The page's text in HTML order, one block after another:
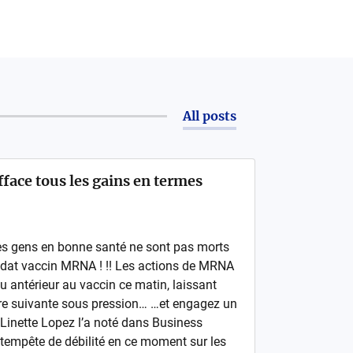
All posts
tous les gains en termes
gens en bonne santé ne sont pas morts
vaccin MRNA ! !! Les actions de MRNA
antérieur au vaccin ce matin, laissant
suivante sous pression… …et engagez un
Lopez l’a noté dans Business
de débilité en ce moment sur les